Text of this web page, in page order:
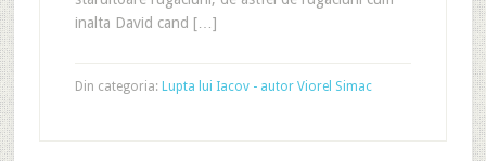
inalta David cand […]
Din categoria: Lupta lui Iacov - autor Viorel Simac